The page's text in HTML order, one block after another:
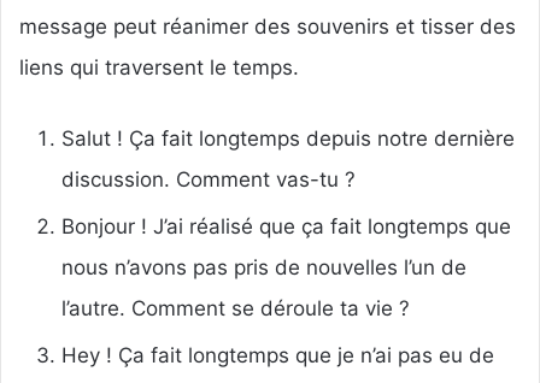
message peut réanimer des souvenirs et tisser des
liens qui traversent le temps.
Salut ! Ça fait longtemps depuis notre dernière
discussion. Comment vas-tu ?
Bonjour ! J’ai réalisé que ça fait longtemps que
nous n’avons pas pris de nouvelles l’un de
l’autre. Comment se déroule ta vie ?
Hey ! Ça fait longtemps que je n’ai pas eu de